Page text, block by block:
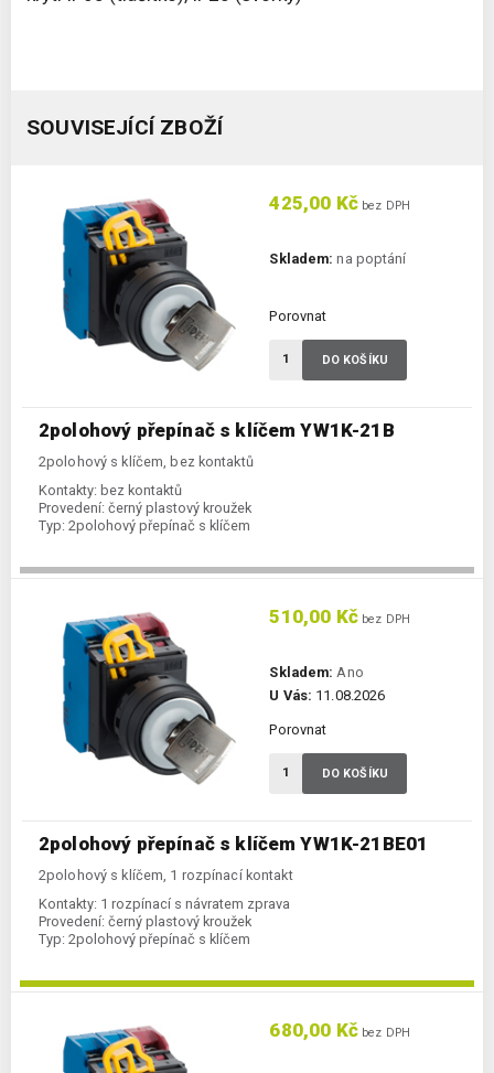
SOUVISEJÍCÍ ZBOŽÍ
2polohový přepínač s klíčem YW1K-21B
2polohový s klíčem, bez kontaktů
Kontakty: bez kontaktů
Provedení: černý plastový kroužek
Typ: 2polohový přepínač s klíčem
425,00 Kč bez DPH
Skladem: na poptání
Porovnat
DO KOŠÍKU
2polohový přepínač s klíčem YW1K-21BE01
2polohový s klíčem, 1 rozpínací kontakt
Kontakty: 1 rozpínací s návratem zprava
Provedení: černý plastový kroužek
Typ: 2polohový přepínač s klíčem
510,00 Kč bez DPH
Skladem: Ano
U Vás: 11.08.2026
Porovnat
DO KOŠÍKU
680,00 Kč bez DPH